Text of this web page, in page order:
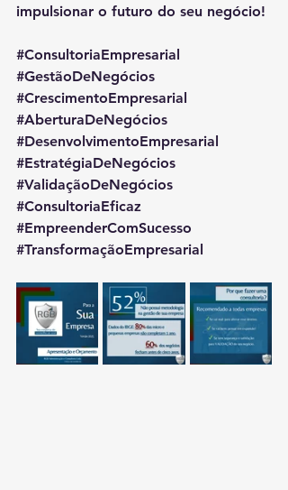
impulsionar o futuro do seu negócio!
#ConsultoriaEmpresarial
#GestãoDeNegócios
#CrescimentoEmpresarial
#AberturaDeNegócios
#DesenvolvimentoEmpresarial
#EstratégiaDeNegócios
#ValidaçãoDeNegócios
#ConsultoriaEficaz
#EmpreenderComSucesso
#TransformaçãoEmpresarial